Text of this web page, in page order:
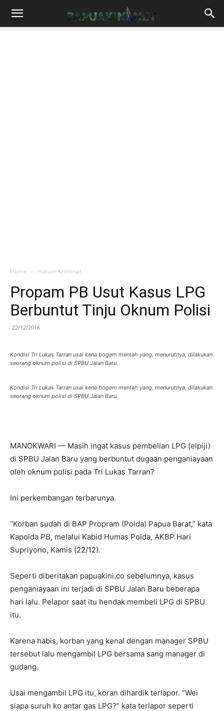
Home Hukum Kriminal
Propam PB Usut Kasus LPG
Berbuntut Tinju Oknum Polisi
22/12/2016
Kondisi Tri Lukas Tarran usai kena bogem mentah yang, menurutnya, dilakukan
seorang oknum polisi di SPBU Jalan Baru.
Kondisi Tri Lukas Tarran usai kena bogem mentah yang, menurutnya, dilakukan
seorang oknum polisi di SPBU Jalan Baru.
MANOKWARI — Masih ingat kasus pembelian LPG (elpiji)
di SPBU Jalan Baru yang berbuntut dugaan penganiayaan
oleh oknum polisi pada Tri Lukas Tarran?
Ini perkembangan terbarunya.
“Korban sudah di BAP Propram (Polda) Papua Barat,” kata
Kapolda PB, melalui Kabid Humas Polda, AKBP Hari
Supriyono, Kamis (22/12).
Seperti diberitakan papuakini.co sebelumnya, kasus
penganiayaan ini terjadi di SPBU Jalan Baru beberapa
hari lalu. Pelapor saat itu hendak membeli LPG di SPBU
itu.
Karena habis, korban yang kenal dengan manager SPBU
tersebut lalu mengambil LPG bersama sang manager di
gudang.
Usai mengambil LPG itu, koran dihardik terlapor. “Wei
siapa suruh ko antar gas LPG?” kata terlapor seperti